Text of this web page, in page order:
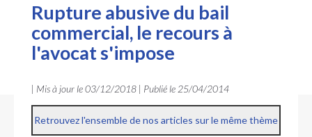
Rupture abusive du bail
commercial, le recours à
l'avocat s'impose
| Mis à jour le03/12/2018 | Publié le 25/04/2014
Retrouvez l'ensemble de nos articles sur le même thème